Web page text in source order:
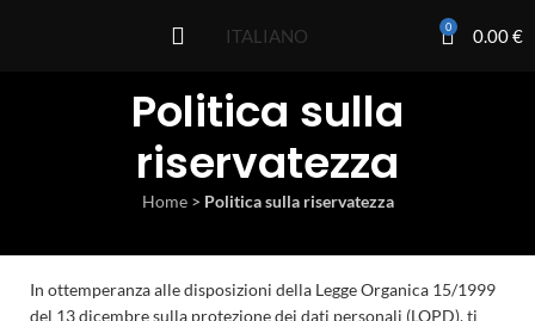
ITALIANO 0 0.00€
Politica sulla
riservatezza
Home> Politica sulla riservatezza
In ottemperanza alle disposizioni della Legge Organica 15/1999
del 13 dicembre sulla protezione dei dati personali (LOPD), ti